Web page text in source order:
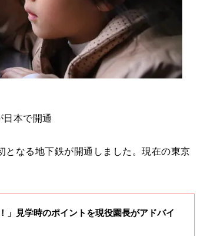
本で開通
なる地下鉄が開通しました。現在の東京
」見学時のポイントを現役園長がアドバイ